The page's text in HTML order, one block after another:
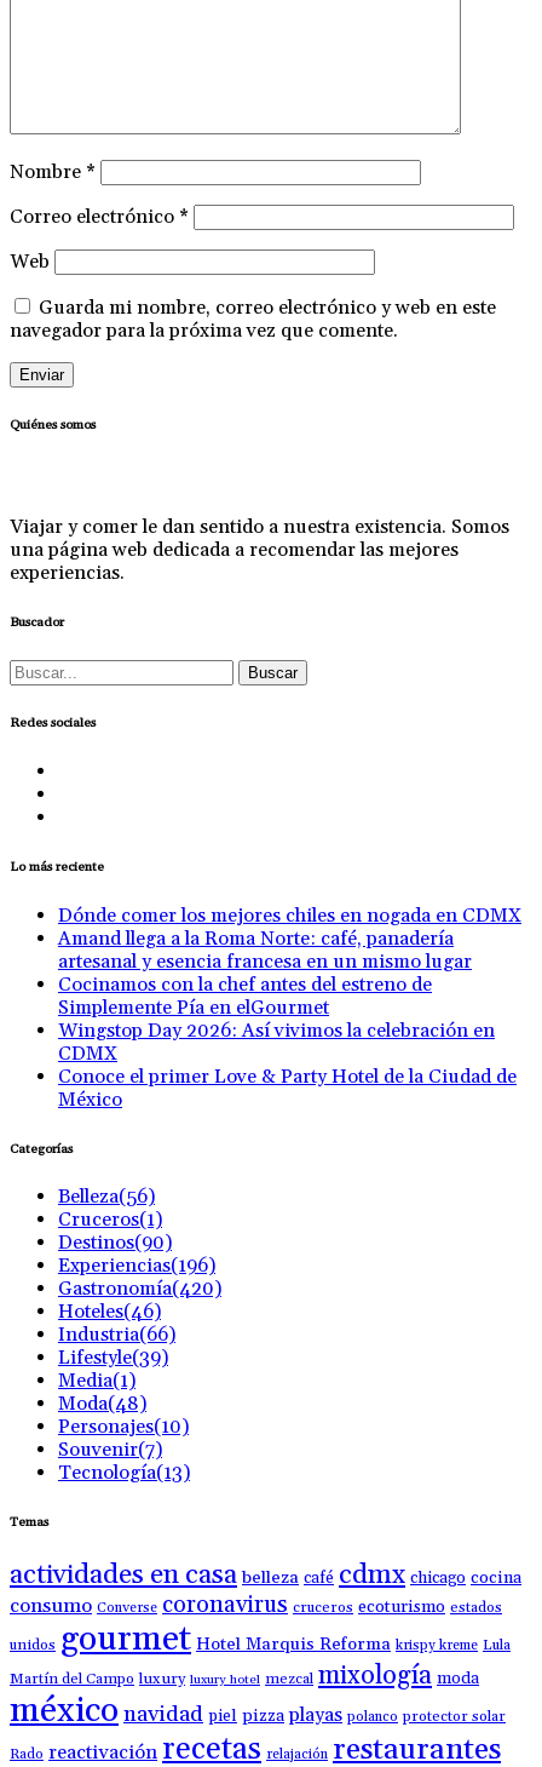
Nombre *
Correo electrónico *
Web
Guarda mi nombre, correo electrónico y web en este
navegador para la próxima vez que comente.
Quiénes somos
Viajar y comer le dan sentido a nuestra existencia. Somos
una página web dedicada a recomendar las mejores
experiencias.
Buscador
Buscar:
Redes sociales
Lo más reciente
Dónde comer los mejores chiles en nogada en CDMX
Amand llega a la Roma Norte: café, panadería
artesanal y esencia francesa en un mismo lugar
Cocinamos con la chef antes del estreno de
Simplemente Pía en elGourmet
Wingstop Day 2026: Así vivimos la celebración en
CDMX
Conoce el primer Love & Party Hotel de la Ciudad de
México
Categorías
Belleza(56)
Cruceros(1)
Destinos(90)
Experiencias(196)
Gastronomía(420)
Hoteles(46)
Industria(66)
Lifestyle(39)
Media(1)
Moda(48)
Personajes(10)
Souvenir(7)
Tecnología(13)
Temas
actividades en casa belleza café cdmx chicago cocina
consumo Converse coronavirus cruceros ecoturismo estados
unidos gourmet Hotel Marquis Reforma krispy kreme Lula
Martín del Campo luxury luxury hotel mezcal mixología moda
méxiconavidad piel pizza playas polanco protector solar
Rado reactivaciónrecetas relajación restaurantes